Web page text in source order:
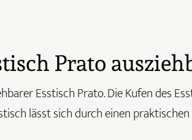
Prato
Esstisch Prato. Die Kufen des
lässt sich durch einen